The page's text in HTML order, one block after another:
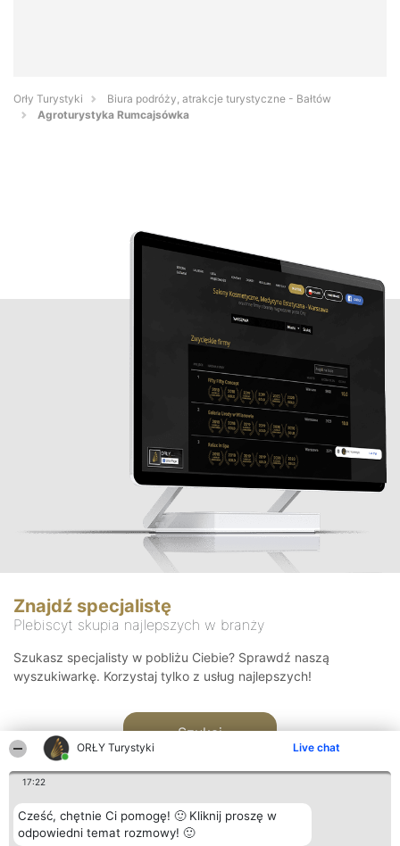
ORŁY Turystyki Live chat
17:22
Cześć, chętnie Ci pomogę! 🙂 Kliknij proszę w
odpowiedni temat rozmowy! 🙂
Orły Turystyki
Biura podróży, atrakcje turystyczne - Bałtów
Agroturystyka Rumcajsówka
Znajdź specjalistę
Plebiscyt skupia najlepszych w branży
Szukasz specjalisty w pobliżu Ciebie? Sprawdź naszą
wyszukiwarkę. Korzystaj tylko z usług najlepszych!
Szukaj